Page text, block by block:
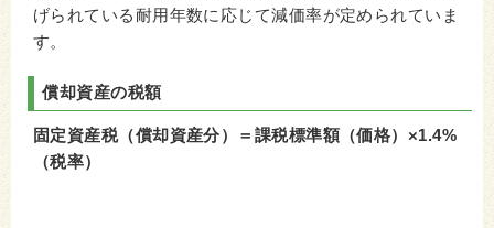
げられている耐用年数に応じて減価率が定められていま
す。
償却資産の税額
固定資産税（償却資産分）＝課税標準額（価格）×1.4%
（税率）